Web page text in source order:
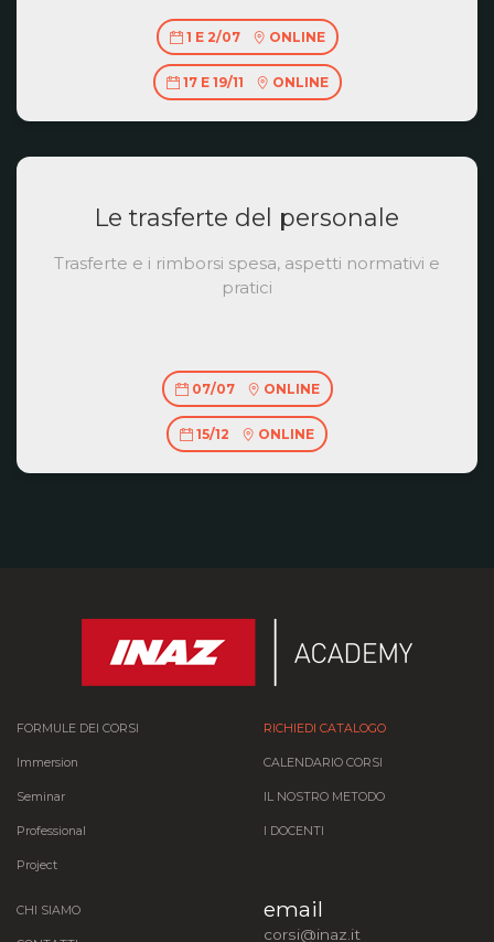
1 E 2/07 ONLINE
17 E 19/11 ONLINE
Le trasferte del personale
Trasferte e i rimborsi spesa, aspetti normativi e
pratici
07/07 ONLINE
15/12 ONLINE
FORMULE DEI CORSI
Immersion
Seminar
Professional
Project
RICHIEDI CATALOGO
CALENDARIO CORSI
IL NOSTRO METODO
I DOCENTI
CHI SIAMO email
corsi@inaz.it